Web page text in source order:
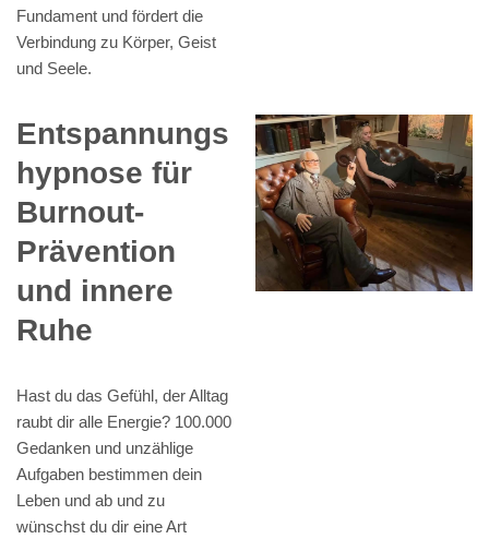
Fundament und fördert die
Verbindung zu Körper, Geist
und Seele.
Entspannungs
hypnose für
Burnout-
Prävention
und innere
Ruhe
Hast du das Gefühl, der Alltag
raubt dir alle Energie? 100.000
Gedanken und unzählige
Aufgaben bestimmen dein
Leben und ab und zu
wünschst du dir eine Art